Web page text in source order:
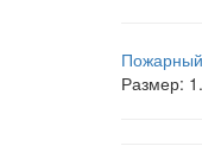
Размер: